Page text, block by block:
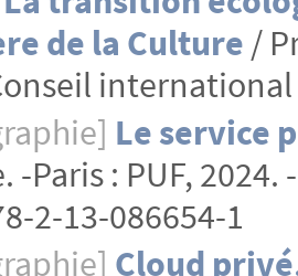
de la Culture /
Le service
-Paris : PUF,
2-13-086654-1
Cloud